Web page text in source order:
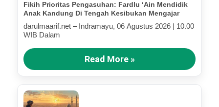
Fikih Prioritas Pengasuhan: Fardlu ‘Ain Mendidik
Anak Kandung Di Tengah Kesibukan Mengajar
darulmaarif.net – Indramayu, 06 Agustus 2026 | 10.00
WIB Dalam
Read More »